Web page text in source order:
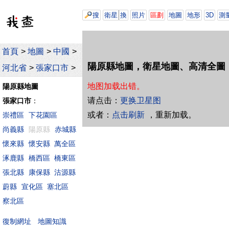
首頁 > 地圖 > 中國 >
河北省 > 張家口市 >
陽原縣地圖
張家口市 ：
崇禮區 下花園區
尚義縣
陽原縣 赤城縣
懷來縣 懷安縣 萬全區
涿鹿縣 橋西區 橋東區
張北縣
康保縣 沽源縣
蔚縣 宣化區 塞北區
察北區
地圖知識
搜 衛星 換 照片 區劃 地圖 地形 3D 測
陽原縣地圖，衛星地圖、高清全圖
地图加载出错。
请点击： 更换卫星图
或者： 点击刷新 ，重新加载。